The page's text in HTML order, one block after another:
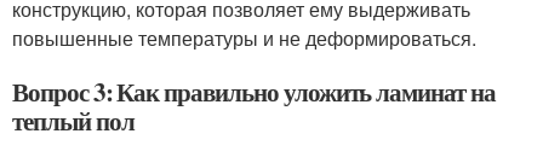
конструкцию, которая позволяет ему выдерживать
повышенные температуры и не деформироваться.
Вопрос 3: Как правильно уложить ламинат на
теплый пол